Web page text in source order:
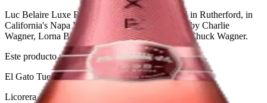
Luc Belaire Luxe Rose is a wine producer based in Rutherford, in
California's Napa Valley. It was founded in 1972 by Charlie
Wagner, Lorna Belle Glos Wagner, and their son Chuck Wagner.
Este producto no está disponible actualmente.
El Gato Tuerto
Licorera · envíos locales